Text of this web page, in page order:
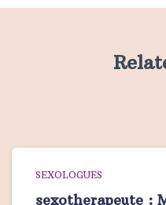
SEXOLOGUES
sexotherapeute :